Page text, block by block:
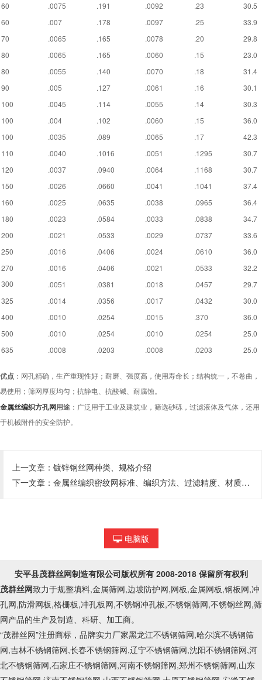
60
.0075 .191 .0092 .23
30.5
60
.007 .178 .0097 .25
33.9
70
.0065 .165 .0078 .20
29.8
80
.0065 .165 .0060 .15
23.0
80
.0055 .140 .0070 .18
31.4
90
.005 .127 .0061 .16
30.1
100
.0045 .114 .0055 .14
30.3
100
.004 .102 .0060 .15
36.0
100
.0035 .089 .0065 .17
42.3
110
.0040 .1016 .0051 .1295
30.7
120
.0037 .0940 .0064 .1168
30.7
150
.0026 .0660 .0041 .1041
37.4
160
.0025 .0635 .0038 .0965
36.4
180
.0023 .0584 .0033 .0838
34.7
200
.0021 .0533 .0029 .0737
33.6
250
.0016 .0406 .0024 .0610
36.0
270
.0016 .0406 .0021 .0533 32.2
300 .0051 .0381 .0018 .0457
29.7
325
.0014 .0356 .0017 .0432
30.0
400
.0010 .0254 .0015 .370
36.0
500
.0010 .0254 .0010 .0254
25.0
635
.0008 .0203 .0008 .0203 25.0
优点 ：网孔精确，生产重现性好；耐磨、强度高，使用寿命长；结构统一，不卷曲，
易使用；筛网厚度均匀；抗静电、抗酸碱、耐腐蚀。
金属丝编织方孔网用途 ：广泛用于工业及建筑业，筛选砂砾，过滤液体及气体，还用
于机械附件的安全防护。
上一文章： 镀锌钢丝网种类、规格介绍
下一文章： 金属丝编织密纹网标准、编织方法、过滤精度、材质、目数、孔径对照表
电脑版
安平县茂群丝网制造有限公司版权所有 2008-2018 保留所有权利
茂群丝网致力于规整填料,金属筛网,边坡防护网,网板,金属网板,钢板网,冲
孔网,防滑网板,格栅板,冲孔板网,不锈钢冲孔板,不锈钢筛网,不锈钢丝网,筛
网产品的生产及制造、科研、加工商。
“茂群丝网”注册商标，品牌实力厂家黑龙江不锈钢筛网,哈尔滨不锈钢筛
网,吉林不锈钢筛网,长春不锈钢筛网,辽宁不锈钢筛网,沈阳不锈钢筛网,河
北不锈钢筛网,石家庄不锈钢筛网,河南不锈钢筛网,郑州不锈钢筛网,山东